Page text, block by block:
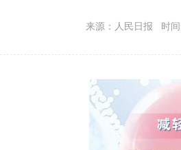
来源：人民日报 时